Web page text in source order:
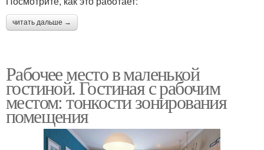
читать дальше →
Рабочее место в маленькой
гостиной. Гостиная с рабочим
местом: тонкости зонирования
помещения